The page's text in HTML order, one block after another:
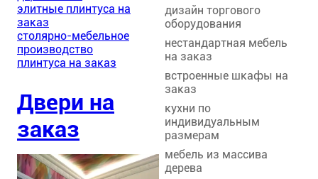
элитные плинтуса на
заказ
столярно-мебельное
производство
плинтуса на заказ
Двери на
заказ
дизайн торгового
оборудования
нестандартная мебель
на заказ
встроенные шкафы на
заказ
кухни по
индивидуальным
размерам
мебель из массива
дерева